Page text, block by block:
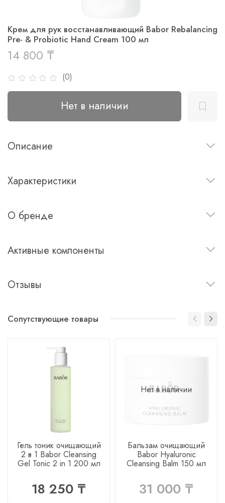
(0)
Крем для рук восстанавливающий Babor Rebalancing
Pre- & Probiotic Hand Cream 100 мл
14 800 ₸
Нет в наличии
Описание
Характеристики
О бренде
Активные компоненты
Отзывы
Сопутствующие товары
Гель тоник очищающий
2 в 1 Babor Cleansing
Gel Tonic 2 in 1 200 мл
18 250 ₸
Нет в наличии
Бальзам очищающий
Babor Hyaluronic
Cleansing Balm 150 мл
31 000 ₸